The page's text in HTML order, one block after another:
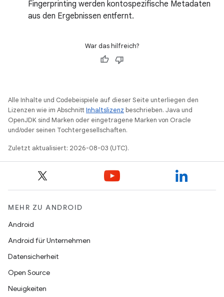
Fingerprinting werden kontospezifische Metadaten
aus den Ergebnissen entfernt.
War das hilfreich?
Alle Inhalte und Codebeispiele auf dieser Seite unterliegen den
Lizenzen wie im AbschnittInhaltslizenz beschrieben. Java und
OpenJDK sind Marken oder eingetragene Marken von Oracle
und/oder seinen Tochtergesellschaften.
Zuletzt aktualisiert: 2026-08-03 (UTC).
MEHR ZU ANDROID
Android
Android für Unternehmen
Datensicherheit
Open Source
Neuigkeiten